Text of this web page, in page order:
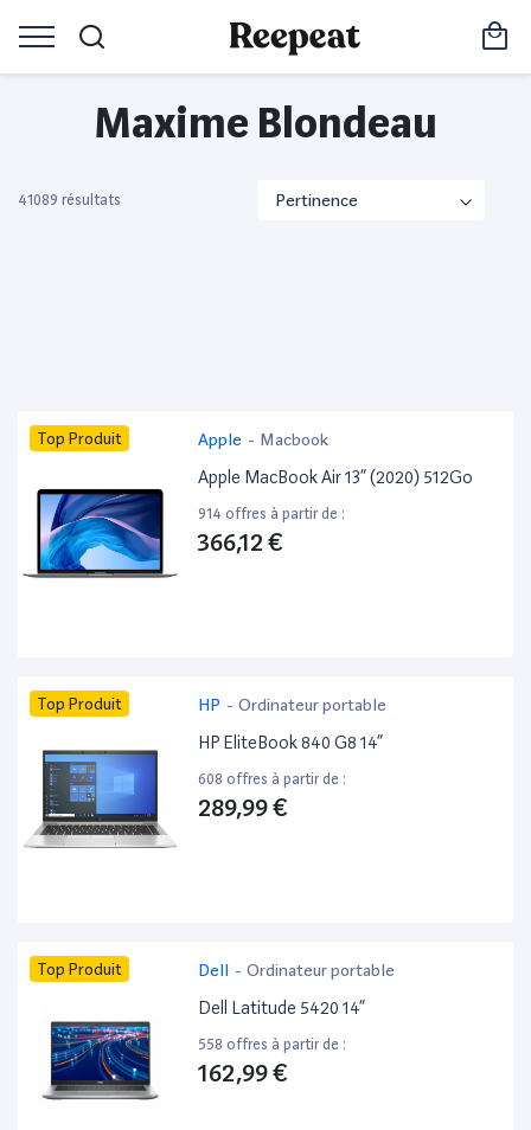
Maxime Blondeau
41089 résultats
Top Produit Apple - Macbook
Apple MacBook Air 13” (2020) 512Go
914 offres à partir de :
366,12 €
Top Produit HP - Ordinateur portable
HP EliteBook 840 G8 14”
608 offres à partir de :
289,99 €
Top Produit Dell - Ordinateur portable
Dell Latitude 5420 14”
558 offres à partir de :
162,99 €